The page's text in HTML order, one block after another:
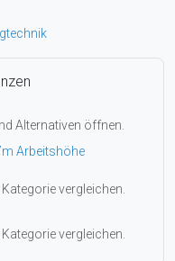
Alternativen öffnen.
Arbeitshöhe
vergleichen.
vergleichen.